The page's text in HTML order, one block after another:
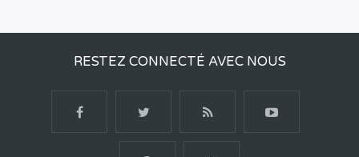
RESTEZ CONNECTÉ AVEC NOUS